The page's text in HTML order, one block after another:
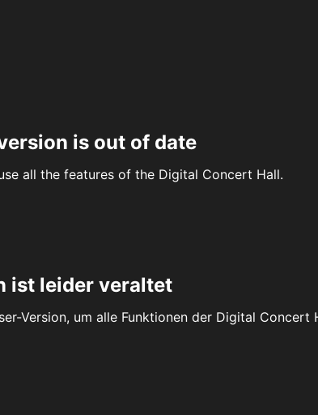
is out of date
all the features of the Digital Concert Hall.
ist leider veraltet
Version, um alle Funktionen der Digital Concert